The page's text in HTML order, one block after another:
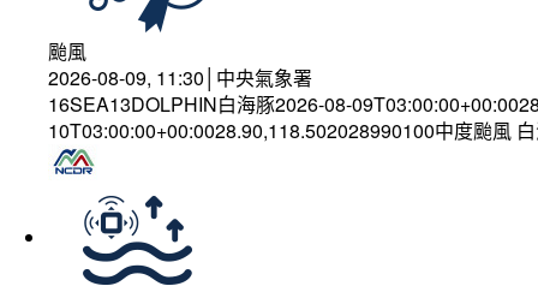
颱風
2026-08-09, 11:30│中央氣象署
16SEA13DOLPHIN白海豚2026-08-
10T03:00:00+00:0028.90,118.502028990100中度颱風